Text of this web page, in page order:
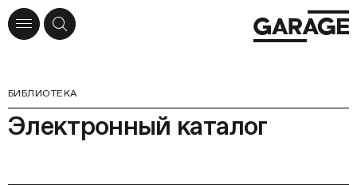
БИБЛИОТЕКА
Электронный каталог